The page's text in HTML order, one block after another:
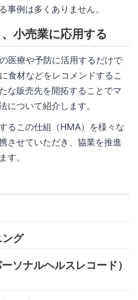
事例は多くありません。
小売業に応用する
医療や予防に活用するだけで
食材などをレコメンドするこ
な販売先を開拓することでマ
について紹介します。
るこの仕組（HMA）を様々な
させていただき、協業を推進
す。
グ
ソナルヘルスレコード）